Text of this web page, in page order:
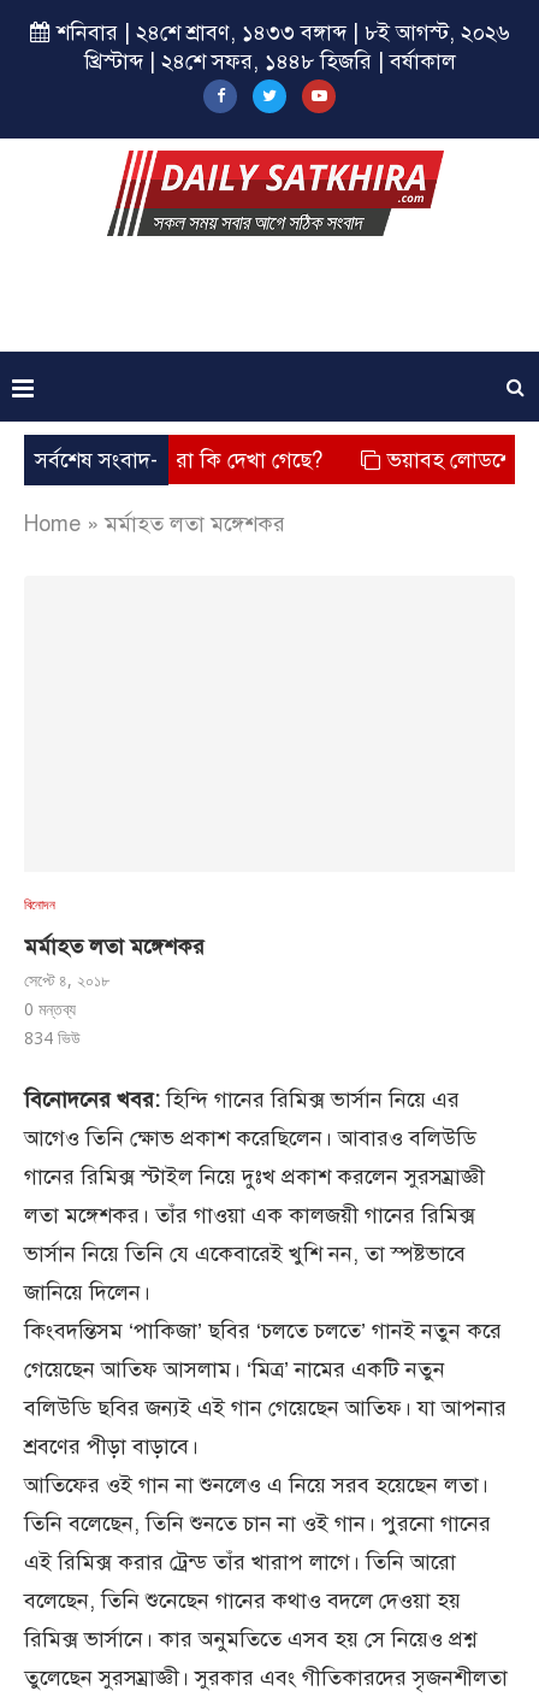
শনিবার | ২৪শে শ্রাবণ, ১৪৩৩ বঙ্গাব্দ | ৮ই আগস্ট, ২০২৬
খ্রিস্টাব্দ | ২৪শে সফর, ১৪৪৮ হিজরি | বর্ষাকাল
সর্বশেষ সংবাদ-
তার চেহারা কি দেখা গেছে? ভয়াবহ লোডশেডিং,
Home »মর্মাহত লতা মঙ্গেশকর
বিনোদন
মর্মাহত লতা মঙ্গেশকর
সেপ্টে ৪, ২০১৮
0 মন্তব্য
834 ভিউ
বিনোদনের খবর:হিন্দি গানের রিমিক্স ভার্সান নিয়ে এর
আগেও তিনি ক্ষোভ প্রকাশ করেছিলেন। আবারও বলিউডি
গানের রিমিক্স স্টাইল নিয়ে দুঃখ প্রকাশ করলেন সুরসম্রাজ্ঞী
লতা মঙ্গেশকর। তাঁর গাওয়া এক কালজয়ী গানের রিমিক্স
ভার্সান নিয়ে তিনি যে একেবারেই খুশি নন, তা স্পষ্টভাবে
জানিয়ে দিলেন।
কিংবদন্তিসম ‘পাকিজা’ ছবির ‘চলতে চলতে’ গানই নতুন করে
গেয়েছেন আতিফ আসলাম। ‘মিত্র’ নামের একটি নতুন
বলিউডি ছবির জন্যই এই গান গেয়েছেন আতিফ। যা আপনার
শ্রবণের পীড়া বাড়াবে।
আতিফের ওই গান না শুনলেও এ নিয়ে সরব হয়েছেন লতা।
তিনি বলেছেন, তিনি শুনতে চান না ওই গান। পুরনো গানের
এই রিমিক্স করার ট্রেন্ড তাঁর খারাপ লাগে। তিনি আরো
বলেছেন, তিনি শুনেছেন গানের কথাও বদলে দেওয়া হয়
রিমিক্স ভার্সানে। কার অনুমতিতে এসব হয় সে নিয়েও প্রশ্ন
তুলেছেন সুরসম্রাজ্ঞী। সুরকার এবং গীতিকারদের সৃজনশীলতা